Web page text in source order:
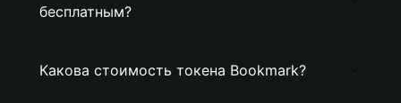
бесплатным?
Какова стоимость токена Bookmark?